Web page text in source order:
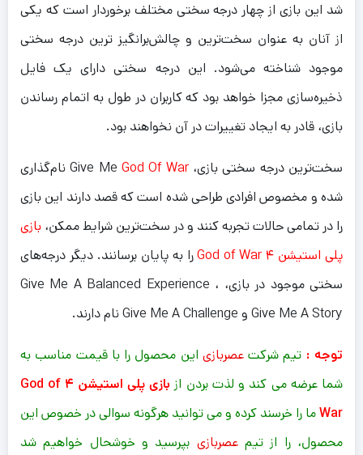
شد این بازی از چهار درجه سختی مختلف برخوردار است که یکی
از آنان به عنوان سخت‌ترین و چالش‌برانگیز ترین درجه سختی
موجود شناخته می‌شود. این درجه سختی دارای یک فایل
ذخیره‌سازی مجزا خواهد بود که کاربران در طول به اتمام رساندن
بازی، قادر به ایجاد تغییرات در آن نخواهند بود.
سخت‌ترین درجه سختی بازی، Give MeGod Of War
نام‌گذاری
شده و مخصوص افرادی طراحی شده است که قصد دارند این بازی
را در تمامی حالات تجربه کنند و در سخت‌ترین شرایط ممکن، بازی
پلی استیشن ۴ God of War
را به پایان برسانند. دیگر درجه‌های
سختی موجود در بازی، Give Me A Balanced Experience ،
Give Me A Story و Give Me A Challenge نام دارند.
توجه : تیم شرکتعصربازی این محصول را با قیمت مناسب به
شما عرضه می کند و لذت بردن از
بازی پلی استیشن ۴ God of
Warما را خرسند کرده و می توانید هرگونه سوالی در خصوص این
محصول، را از تیمعصربازی بپرسید و خوشحال خواهیم شد